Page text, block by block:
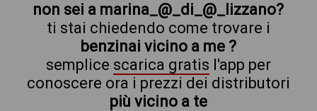
non sei a marina_@_di_@_lizzano?
ti stai chiedendo come trovare i
benzinai vicino a me ?
semplice scarica gratis l'app per
conoscere ora i prezzi dei distributori
più vicino a te